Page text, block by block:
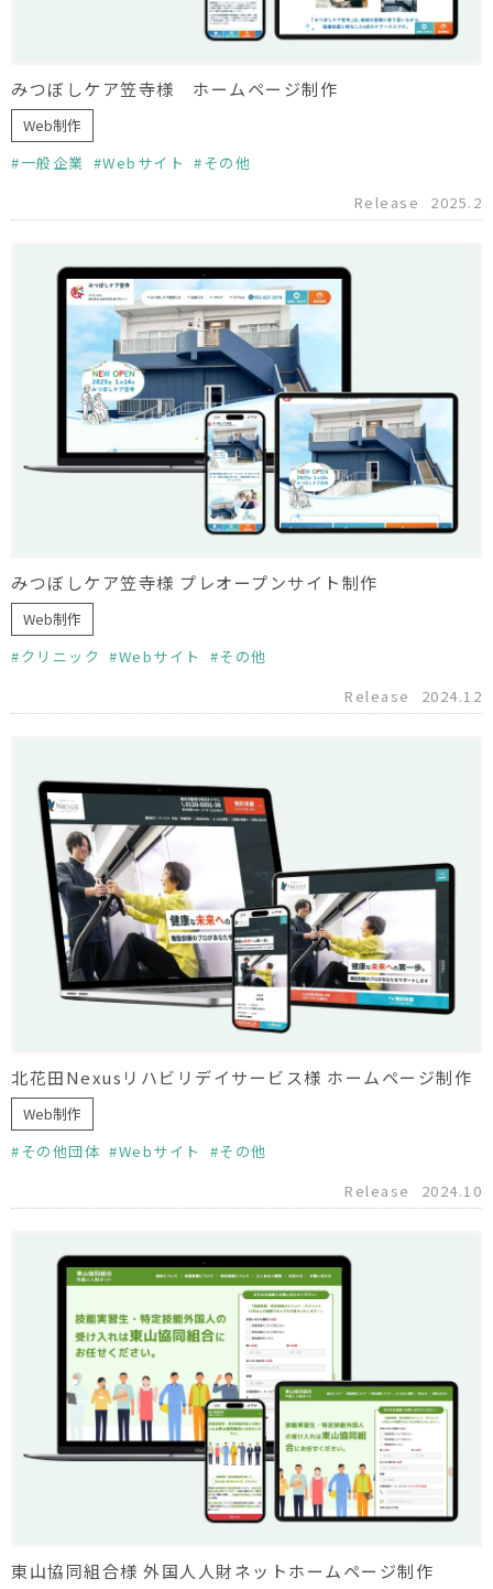
みつぼしケア笠寺様 ホームページ制作
Web制作
一般企業
Webサイト
その他
Release
2025.2
みつぼしケア笠寺様 プレオープンサイト制作
Web制作
クリニック
Webサイト
その他
Release
2024.12
北花田Nexusリハビリデイサービス様 ホームページ制作
Web制作
その他団体
Webサイト
その他
Release
2024.10
東山協同組合様 外国人人財ネットホームページ制作